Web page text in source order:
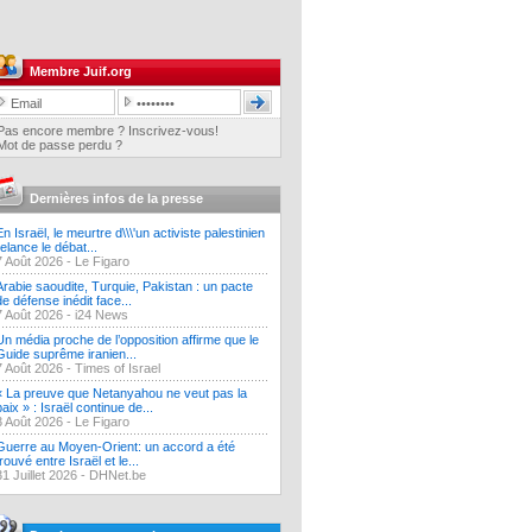
Membre Juif.org
encore membre ? Inscrivez-vous!
de passe perdu ?
Dernières infos de la presse
Israël, le meurtre d\\\'un activiste palestinien
le débat...
Août 2026 - Le Figaro
saoudite, Turquie, Pakistan : un pacte
défense inédit face...
Août 2026 - i24 News
média proche de l’opposition affirme que le
suprême iranien...
Août 2026 - Times of Israel
La preuve que Netanyahou ne veut pas la
» : Israël continue de...
Août 2026 - Le Figaro
au Moyen-Orient: un accord a été
entre Israël et le...
Juillet 2026 - DHNet.be